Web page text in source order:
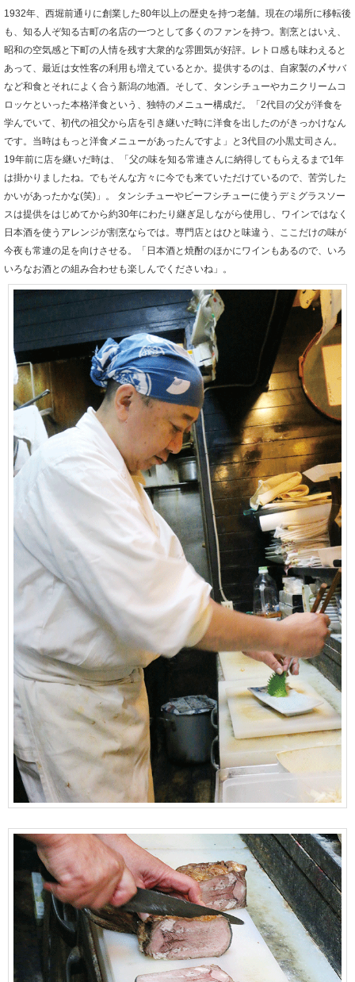
1932年、西堀前通りに創業した80年以上の歴史を持つ老舗。現在の場所に移転後
も、知る人ぞ知る古町の名店の一つとして多くのファンを持つ。割烹とはいえ、
昭和の空気感と下町の人情を残す大衆的な雰囲気が好評。レトロ感も味わえると
あって、最近は女性客の利用も増えているとか。提供するのは、自家製の〆サバ
など和食とそれによく合う新潟の地酒。そして、タンシチューやカニクリームコ
ロッケといった本格洋食という、独特のメニュー構成だ。「2代目の父が洋食を
学んでいて、初代の祖父から店を引き継いだ時に洋食を出したのがきっかけなん
です。当時はもっと洋食メニューがあったんですよ」と3代目の小黒丈司さん。
19年前に店を継いだ時は、「父の味を知る常連さんに納得してもらえるまで1年
は掛かりましたね。でもそんな方々に今でも来ていただけているので、苦労した
かいがあったかな(笑)」。 タンシチューやビーフシチューに使うデミグラスソー
スは提供をはじめてから約30年にわたり継ぎ足しながら使用し、ワインではなく
日本酒を使うアレンジが割烹ならでは。専門店とはひと味違う、ここだけの味が
今夜も常連の足を向けさせる。「日本酒と焼酎のほかにワインもあるので、いろ
いろなお酒との組み合わせも楽しんでくださいね」。